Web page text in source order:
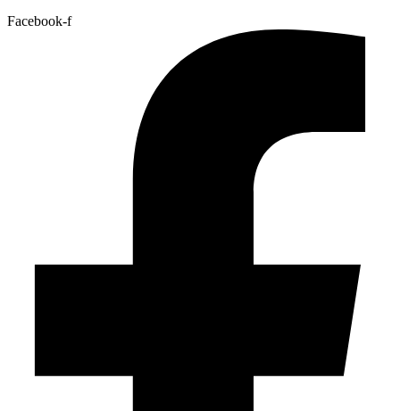
Facebook-f